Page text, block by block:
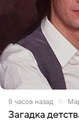
9 часов назад
Загадка